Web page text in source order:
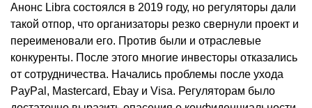
Анонс Libra состоялся в 2019 году, но регуляторы дали
такой отпор, что организаторы резко свернули проект и
переименовали его. Против были и отраслевые
конкуренты. После этого многие инвесторы отказались
от сотрудничества. Начались проблемы после ухода
PayPal, Mastercard, Ebay и Visa. Регуляторам было